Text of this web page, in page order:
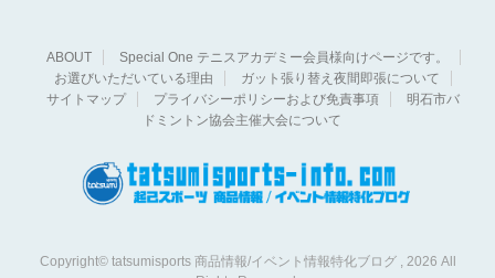
ABOUT
Special One テニスアカデミー会員様向けページです。
お選びいただいている理由
ガット張り替え夜間即張について
サイトマップ
プライバシーポリシーおよび免責事項
明石市バ
ドミントン協会主催大会について
Copyright© tatsumisports 商品情報/イベント情報特化ブログ , 2026 All